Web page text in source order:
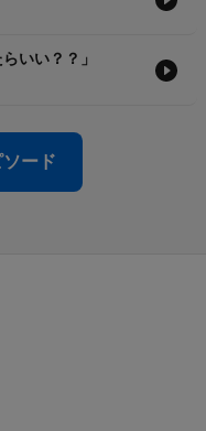
いい？？」
ード